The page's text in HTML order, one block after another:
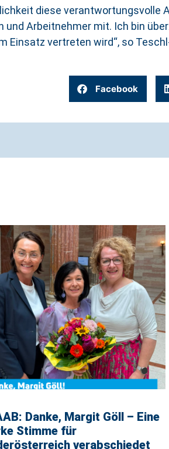
diese verantwortungsvolle
Arbeitnehmer mit. Ich bin
Einsatz vertreten wird“, so
Facebook
Danke, Margit Göll – Eine
Stimme für
verabschiedet